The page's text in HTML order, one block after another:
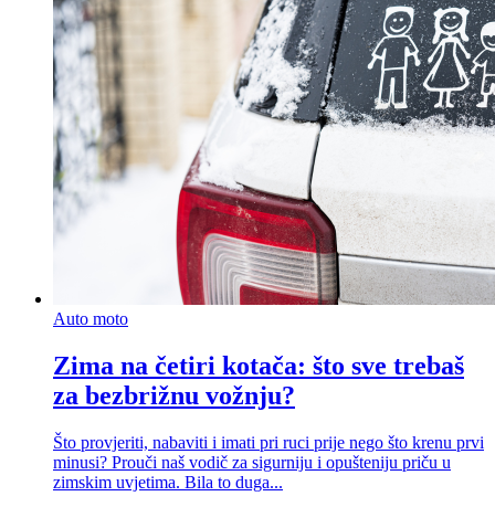
Auto moto
Zima na četiri kotača: što sve trebaš
za bezbrižnu vožnju?
Što provjeriti, nabaviti i imati pri ruci prije nego što krenu prvi
minusi? Prouči naš vodič za sigurniju i opušteniju priču u
zimskim uvjetima. Bila to duga...